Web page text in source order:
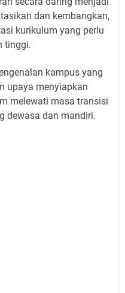
dan kembangkan,
kurikulum yang perlu
tinggi.
kampus yang
upaya menyiapkan
melewati masa transisi
dewasa dan mandiri.